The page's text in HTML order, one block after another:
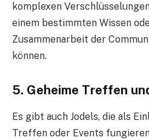
komplexen
einem bestimmten Wissen
Zusammenarbeit der
können.
5. Geheime Treffen
Es gibt auch Jodels, die als
Treffen oder Events